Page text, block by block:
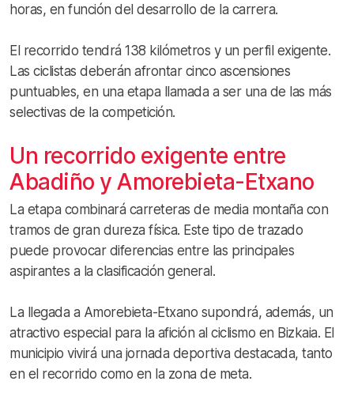
horas, en función del desarrollo de la carrera.
El recorrido tendrá 138 kilómetros y un perfil exigente.
Las ciclistas deberán afrontar cinco ascensiones
puntuables, en una etapa llamada a ser una de las más
selectivas de la competición.
Un recorrido exigente entre
Abadiño y Amorebieta-Etxano
La etapa combinará carreteras de media montaña con
tramos de gran dureza física. Este tipo de trazado
puede provocar diferencias entre las principales
aspirantes a la clasificación general.
La llegada a Amorebieta-Etxano supondrá, además, un
atractivo especial para la afición al ciclismo en Bizkaia. El
municipio vivirá una jornada deportiva destacada, tanto
en el recorrido como en la zona de meta.